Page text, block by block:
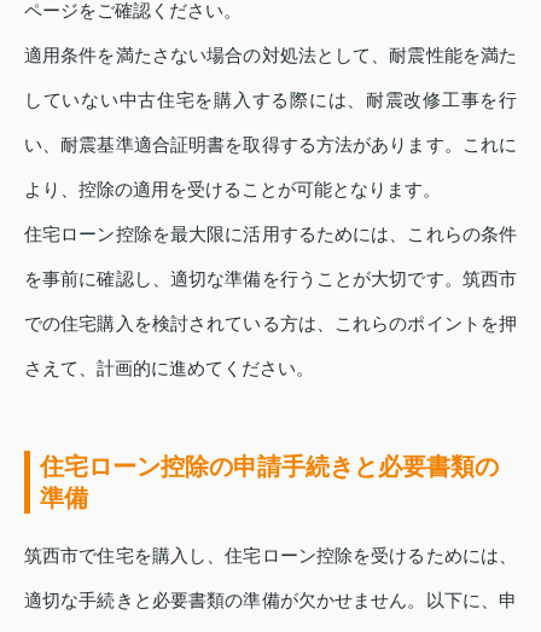
ページをご確認ください。
適用条件を満たさない場合の対処法として、耐震性能を満た
していない中古住宅を購入する際には、耐震改修工事を行
い、耐震基準適合証明書を取得する方法があります。これに
より、控除の適用を受けることが可能となります。
住宅ローン控除を最大限に活用するためには、これらの条件
を事前に確認し、適切な準備を行うことが大切です。筑西市
での住宅購入を検討されている方は、これらのポイントを押
さえて、計画的に進めてください。
住宅ローン控除の申請手続きと必要書類の
準備
筑西市で住宅を購入し、住宅ローン控除を受けるためには、
適切な手続きと必要書類の準備が欠かせません。以下に、申